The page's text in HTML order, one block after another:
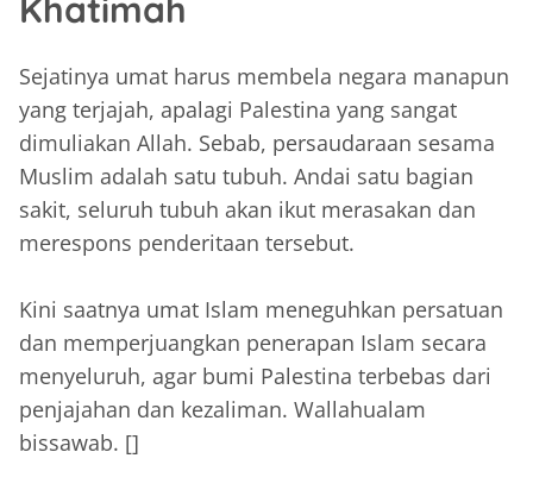
Khatimah
Sejatinya umat harus membela negara manapun
yang terjajah, apalagi Palestina yang sangat
dimuliakan Allah. Sebab, persaudaraan sesama
Muslim adalah satu tubuh. Andai satu bagian
sakit, seluruh tubuh akan ikut merasakan dan
merespons penderitaan tersebut.
‎Kini saatnya umat Islam meneguhkan persatuan
dan memperjuangkan penerapan Islam secara
menyeluruh, agar bumi Palestina terbebas dari
penjajahan dan kezaliman. Wallahualam
bissawab. []